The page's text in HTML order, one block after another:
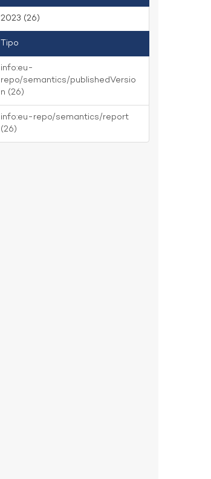
2023 (26)
Tipo
info:eu-
repo/semantics/publishedVersio
n (26)
info:eu-repo/semantics/report
(26)